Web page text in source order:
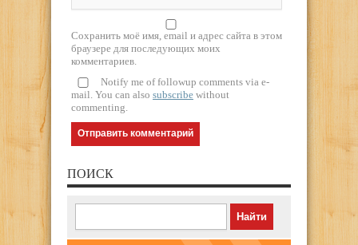
Сохранить моё имя, email и адрес сайта в этом
браузере для последующих моих
комментариев.
Notify me of followup comments via e-
mail. You can also subscribe without
commenting.
ПОИСК